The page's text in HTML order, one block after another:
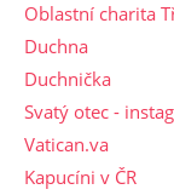
Oblastní charita
Duchna
Duchnička
Svatý otec -
Vatican.va
Kapucíni v ČR